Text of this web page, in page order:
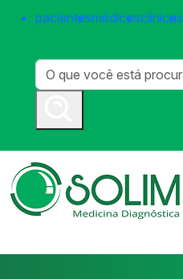
pacientesmédicosclínicas